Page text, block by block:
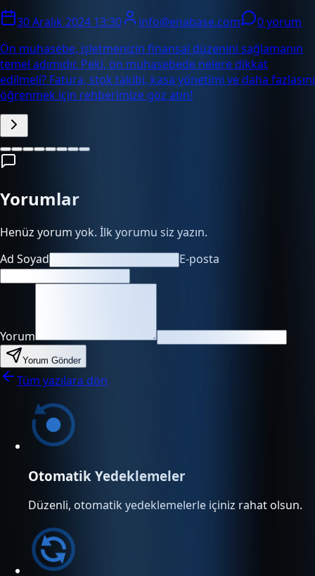
30 Aralık 2024 13:30 info@enabase.com
0 yorum
Ön muhasebe, işletmenizin finansal düzenini sağlamanın
temel adımıdır. Peki, ön muhasebede nelere dikkat
edilmeli? Fatura, stok takibi, kasa yönetimi ve daha fazlasını
öğrenmek için rehberimize göz atın!
Yorumlar
Henüz yorum yok. İlk yorumu siz yazın.
Ad Soyad
E-posta
Yorum
Yorum Gönder
Tüm yazılara dön
Otomatik Yedeklemeler
Düzenli, otomatik yedeklemelerle içiniz rahat olsun.